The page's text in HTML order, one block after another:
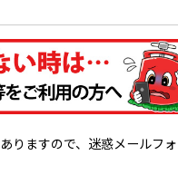
りますので、迷惑メール